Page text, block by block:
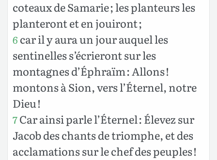
coteaux de Samarie ; les planteurs les
planteront et en jouiront ;
6 car il y aura un jour auquel les
sentinelles s’écrieront sur les
montagnes d’Éphraïm : Allons !
montons à Sion, vers l’Éternel, notre
Dieu !
7Car ainsi parle l’Éternel : Élevez sur
Jacob des chants de triomphe, et des
acclamations sur le chef des peuples !